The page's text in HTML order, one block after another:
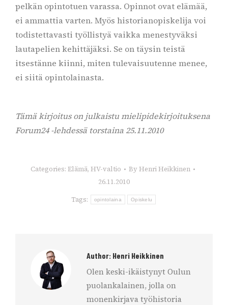
pelkän opintotuen varassa. Opinnot ovat elämää,
ei ammattia varten. Myös historianopiskelija voi
todistettavasti työllistyä vaikka menestyväksi
lautapelien kehittäjäksi. Se on täysin teistä
itsestänne kiinni, miten tulevaisuutenne menee,
ei siitä opintolainasta.
Tämä kirjoitus on julkaistu mielipidekirjoituksena
Forum24 -lehdessä torstaina 25.11.2010
Categories: Elämä, HV-valtio ByHenri Heikkinen
26.11.2010
Tags: opintolaina Opiskelu
Author: Henri Heikkinen
Olen keski-ikäistynyt Oulun
puolankalainen, jolla on
monenkirjava työhistoria